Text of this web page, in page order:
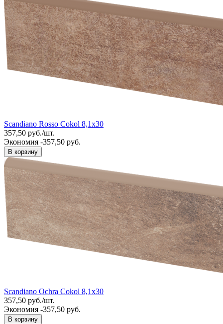
Scandiano Rosso Cokol 8,1x30
357,50 руб./шт.
Экономия -357,50 руб.
В корзину
Scandiano Ochra Cokol 8,1x30
357,50 руб./шт.
Экономия -357,50 руб.
В корзину